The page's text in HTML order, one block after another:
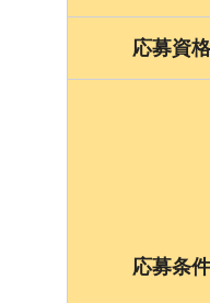
応募資格
応募条件